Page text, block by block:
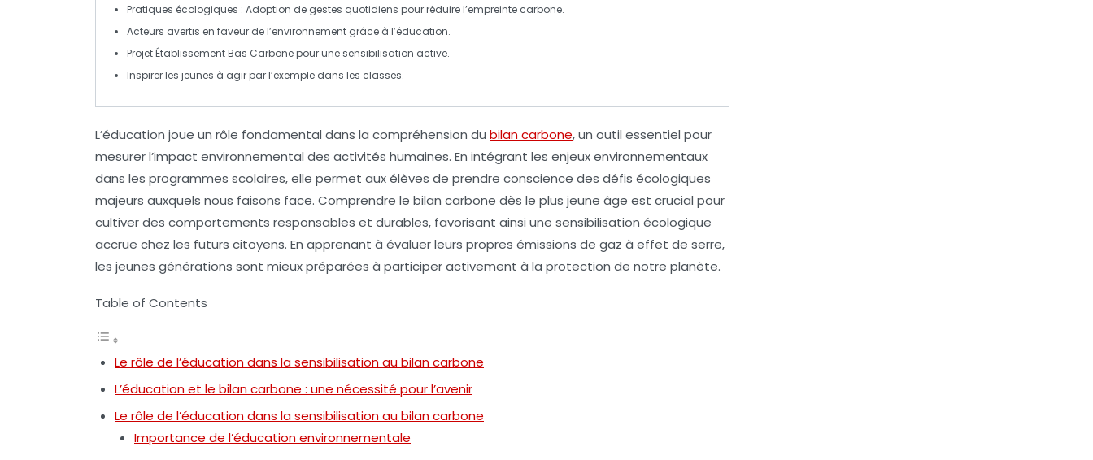
Pratiques écologiques : Adoption de gestes quotidiens pour réduire l’empreinte carbone.
Acteurs avertis en faveur de l’environnement grâce à l’éducation.
Projet Établissement Bas Carbonepour une sensibilisation active.
Inspirerles jeunes à agir par l’exemple dans les classes.
L’éducation joue un rôle fondamental dans la compréhension du bilan carbone, un outil essentiel pour
mesurer l’impact environnemental des activités humaines. En intégrant les enjeux environnementaux
dans les programmes scolaires, elle permet aux élèves de prendre conscience des défis écologiques
majeurs auxquels nous faisons face. Comprendre le bilan carbone dès le plus jeune âge est crucial pour
cultiver des comportements responsables et durables, favorisant ainsi une sensibilisation écologique
accrue chez les futurs citoyens. En apprenant à évaluer leurs propres émissions de gaz à effet de serre,
les jeunes générations sont mieux préparées à participer activement à la protection de notre planète.
Table of Contents
Le rôle de l’éducation dans la sensibilisation au bilan carbone
L’éducation et le bilan carbone : une nécessité pour l’avenir
Le rôle de l’éducation dans la sensibilisation au bilan carbone
Importance de l’éducation environnementale